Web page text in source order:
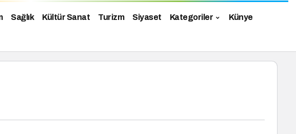
Sağlık Kültür Sanat Turizm Siyaset Kategoriler Künye